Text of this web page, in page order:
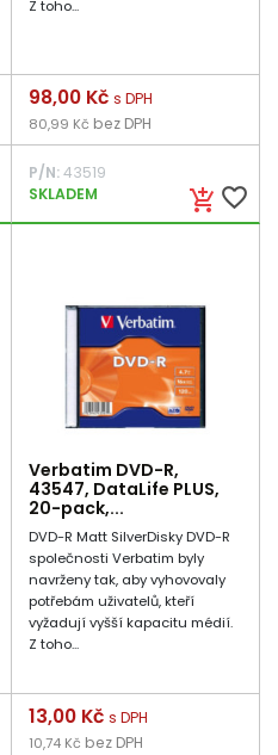
Z toho...
add_shopping_cart favorite_border
Cena
98,00 Kč s DPH
80,99 Kč bez DPH
P/N:43519
SKLADEM
Verbatim DVD-R,
43547, DataLife PLUS,
20-pack,...
DVD-R Matt SilverDisky DVD-R
společnosti Verbatim byly
navrženy tak, aby vyhovovaly
potřebám uživatelů, kteří
vyžadují vyšší kapacitu médií.
Z toho...
Cena
13,00 Kč s DPH
10,74 Kč bez DPH